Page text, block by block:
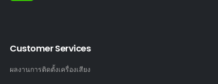
Customer Services
ผลงานการติดตั้งเครื่องเสียง